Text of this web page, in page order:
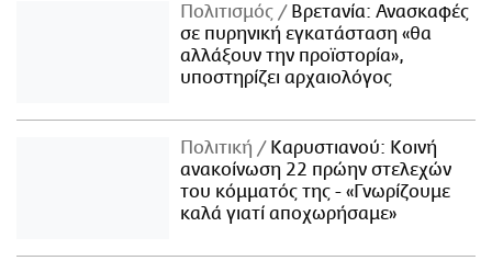
Πολιτισμός
Βρετανία: Ανασκαφές
σε πυρηνική εγκατάσταση «θα
αλλάξουν την προϊστορία»,
υποστηρίζει αρχαιολόγος
Πολιτική
Καρυστιανού: Κοινή
ανακοίνωση 22 πρώην στελεχών
του κόμματός της - «Γνωρίζουμε
καλά γιατί αποχωρήσαμε»